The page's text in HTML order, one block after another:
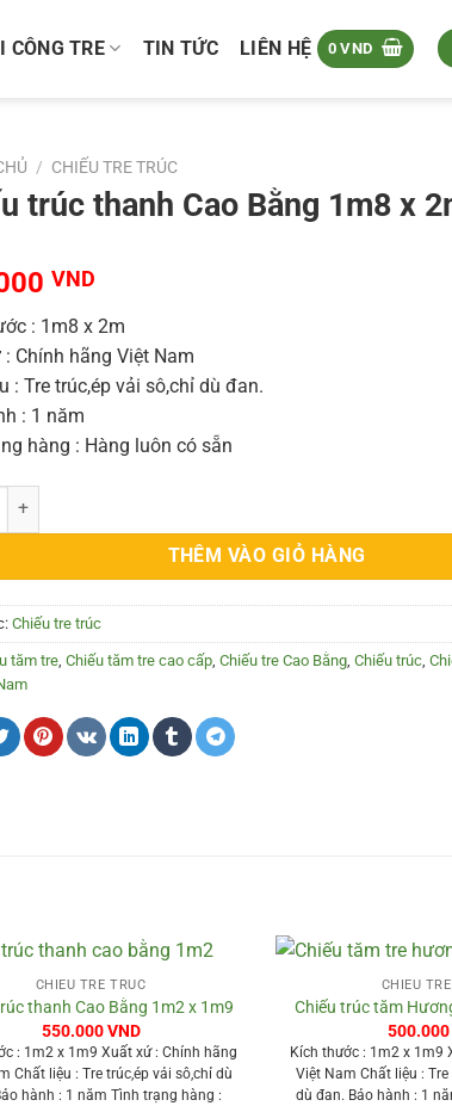
CÔNG TRE TIN TỨC LIÊN HỆ 0VND
/ CHIẾU TRE TRÚC
trúc thanh Cao Bằng 1m8 x
VND
: 1m8 x 2m
Chính hãng Việt Nam
: Tre trúc,ép vải sô,chỉ dù đan.
: 1 năm
hàng : Hàng luôn có sẵn
thanh Cao Bằng 1m8 x 2m số lượng
THÊM VÀO GIỎ HÀNG
Chiếu tre trúc
tăm tre Chiếu tăm tre cao cấp Chiếu tre Cao Bằng Chiếu trúc
CHIẾU TRE TRÚC
thanh Cao Bằng 1m2 x 1m9
550.000VND
: 1m2 x 1m9 Xuất xứ : Chính hãng
Chất liệu : Tre trúc,ép vải sô,chỉ dù
hành : 1 năm Tình trạng hàng :
+
CHIẾU
Chiếu trúc tăm
500.000
Kích thước : 1m2 x 1m9
Việt Nam Chất liệu :
dù đan. Bảo hành : 1